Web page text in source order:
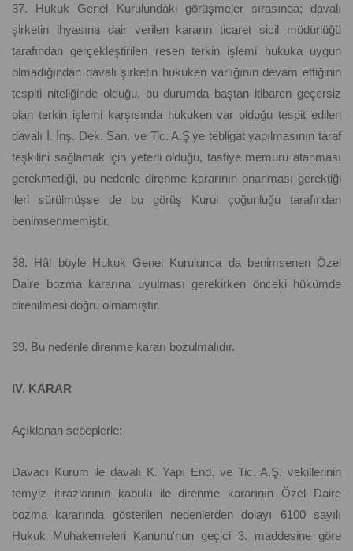
37. Hukuk Genel Kurulundaki görüşmeler sırasında; davalı
şirketin ihyasına dair verilen kararın ticaret sicil müdürlüğü
tarafından gerçekleştirilen resen terkin işlemi hukuka uygun
olmadığından davalı şirketin hukuken varlığının devam ettiğinin
tespiti niteliğinde olduğu, bu durumda baştan itibaren geçersiz
olan terkin işlemi karşısında hukuken var olduğu tespit edilen
davalı İ. İnş. Dek. San. ve Tic. A.Ş'ye tebligat yapılmasının taraf
teşkilini sağlamak için yeterli olduğu, tasfiye memuru atanması
gerekmediği, bu nedenle direnme kararının onanması gerektiği
ileri sürülmüşse de bu görüş Kurul çoğunluğu tarafından
benimsenmemiştir.
38. Hâl böyle Hukuk Genel Kurulunca da benimsenen Özel
Daire bozma kararına uyulması gerekirken önceki hükümde
direnilmesi doğru olmamıştır.
39. Bu nedenle direnme kararı bozulmalıdır.
IV. KARAR
Açıklanan sebeplerle;
Davacı Kurum ile davalı K. Yapı End. ve Tic. A.Ş. vekillerinin
temyiz itirazlarının kabulü ile direnme kararının Özel Daire
bozma kararında gösterilen nedenlerden dolayı 6100 sayılı
Hukuk Muhakemeleri Kanunu'nun geçici 3. maddesine göre